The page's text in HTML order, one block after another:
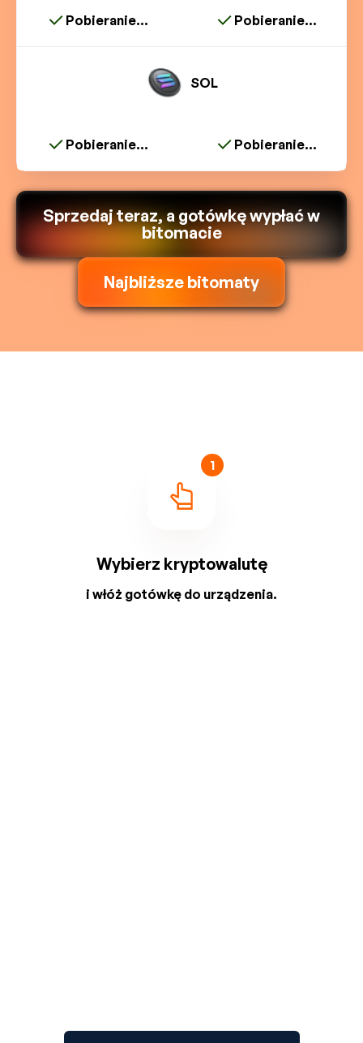
Pobieranie... Pobieranie...
SOL
Pobieranie... Pobieranie...
Sprzedaj teraz, a gotówkę wypłać w
bitomacie
Najbliższe bitomaty
1
Wybierz kryptowalutę
i włóż gotówkę do urządzenia.